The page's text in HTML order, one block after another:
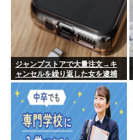
ジャンプストアで大量注文→キ
ャンセルを繰り返した女を逮捕
「注文で欲求が満たされた」総
額43億円